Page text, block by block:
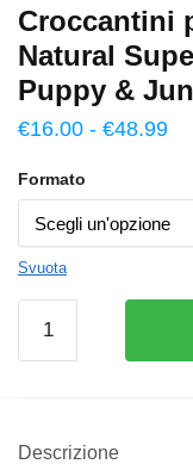
Croccantini
Natural
Puppy &
€16.00 - €48.99
Formato
Svuota
Descrizione